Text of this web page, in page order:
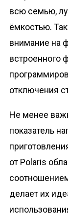
всю семью,
ёмкостью.
внимание на
встроенного
отключения
Не менее
показатель
от Polaris
делает их